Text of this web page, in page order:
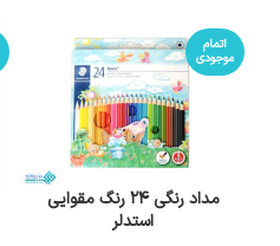
اتمام
موجودی
مداد رنگی 24 رنگ مقوایی
استدلر